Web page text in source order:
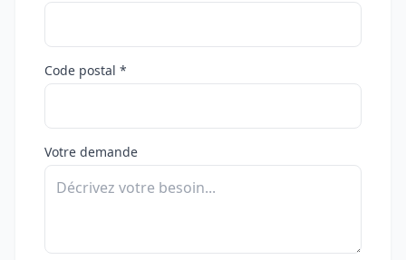
Code postal *
Votre demande